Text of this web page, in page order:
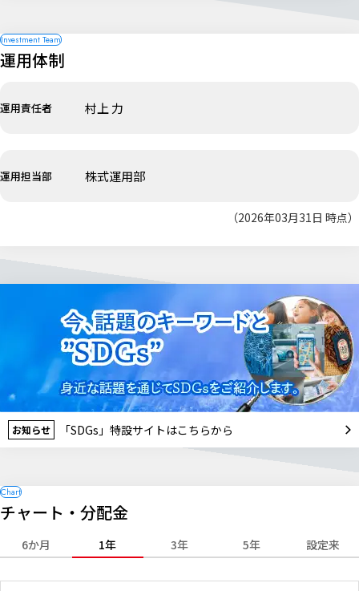
運用体制
運用責任者 村上 力
運用担当部 株式運用部
（2026年03月31日 時点）
お知らせ 「SDGs」特設サイトはこちらから
チャート・分配金
6か月 1年 3年 5年 設定来